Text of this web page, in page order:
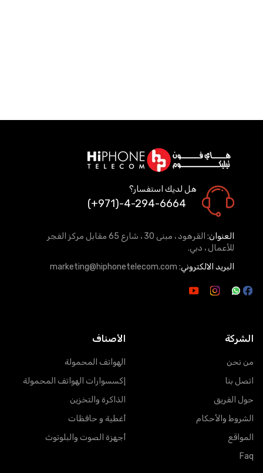
هل لديك استفسار؟
(+971)-4-294-6664
العنوان:
القرهود ، مبنى 30 ، شارع 65 مقابل مركز الفجر
للأعمال ، دبي.
البريد الالكتروني: marketing@hiphonetelecom.com
الشركة
من نحن
اتصل بنا
حول الفريق
الشروط والأحكام
المواقع
Faq
الأصناف
الهواتف المحمولة
إكسسوارات الهواتف المحمولة
الذاكرة والتخزين
أغطية و حافظات
أجهزة الصوت والبلوتوث